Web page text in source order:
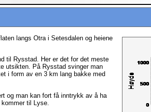
langs Otra i Setesdalen og heiene
til Rysstad. Her er det for det meste
utsikten. På Rysstad svinger man
i form av en 3 km lang bakke med
og man kan fort få inntrykk av å ha
til Lyse.